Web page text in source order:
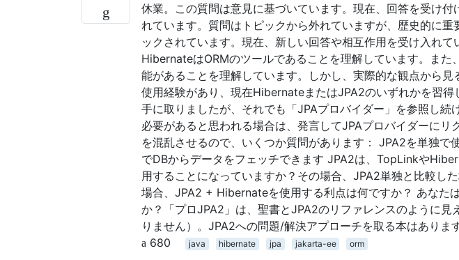
休業。この質問は意見に基づいています。現在、回答を受け
れています。質問はトピックから外れていますが、歴史的に
ックされています。現在、新しい回答や相互作用を受け入れて
HibernateはORMのツールであることを理解しています。ま
能があることを理解しています。しかし、実際的な観点から
使用経験があり、現在HibernateまたはJPA2のいずれかを習
手に取りましたが、それでも「JPAプロバイダー」を参照し続
必要があると思われる場合は、発言してJPAプロバイダーにリ
を混乱させるので、いくつか質問があります： JPA2を単独で
でDBからデータをフェッチできます JPA2は、TopLinkや
用することになっていますか？その場合、JPA2単独と比較し
場合、JPA2 + Hibernateを使用する利点は何ですか？ あなた
か？「プロJPA2」は、聖書とJPA2のリファレンスのように見
りません）。JPA2への問題/解決アプローチを取る本はありま
680
java hibernate jpa jakarta-ee orm